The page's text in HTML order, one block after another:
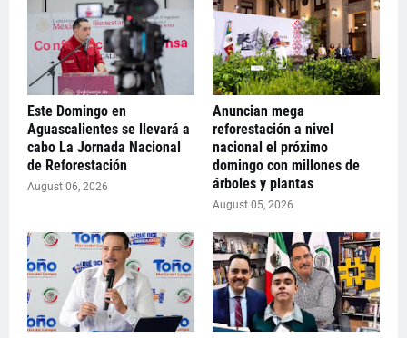
Este Domingo en
Aguascalientes se llevará a
cabo La Jornada Nacional
de Reforestación
August 06, 2026
Anuncian mega
reforestación a nivel
nacional el próximo
domingo con millones de
árboles y plantas
August 05, 2026